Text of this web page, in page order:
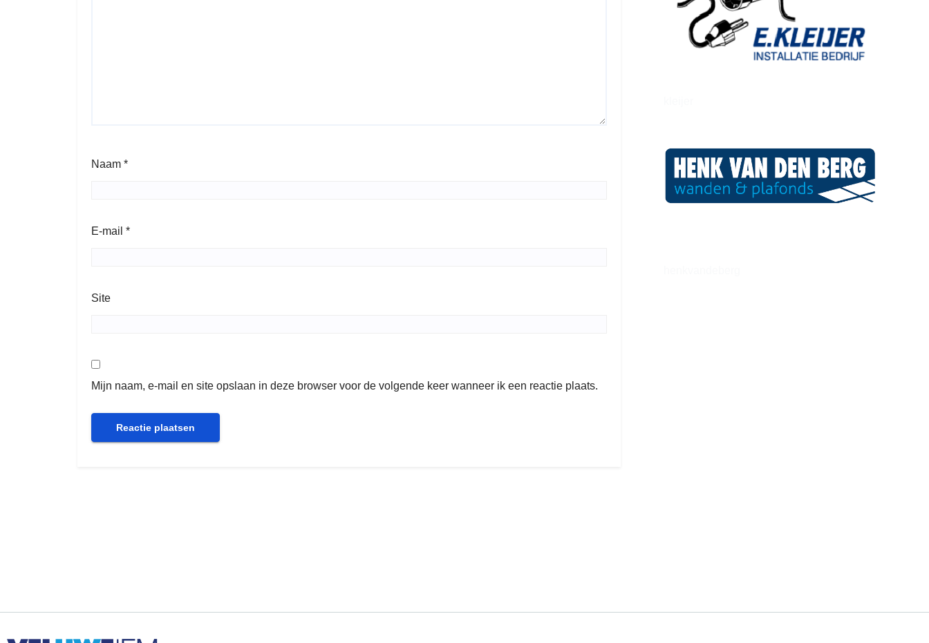
Naam *
E-mail *
Site
Mijn naam, e-mail en site opslaan in deze browser voor de volgende keer wanneer ik een reactie plaats.